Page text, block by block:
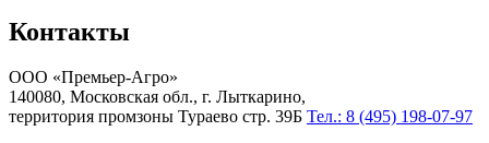
Контакты
ООО «Премьер-Агро»
140080, Московская обл., г. Лыткарино,
территория промзоны Тураево стр. 39Б Тел.: 8 (495) 198-07-97